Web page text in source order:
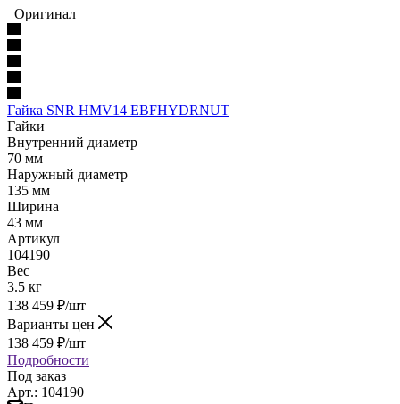
Оригинал
Гайка SNR HMV14 EBFHYDRNUT
Гайки
Внутренний диаметр
70 мм
Наружный диаметр
135 мм
Ширина
43 мм
Артикул
104190
Вес
3.5 кг
138 459 ₽/шт
Варианты цен
138 459 ₽/шт
Подробности
Под заказ
Арт.: 104190